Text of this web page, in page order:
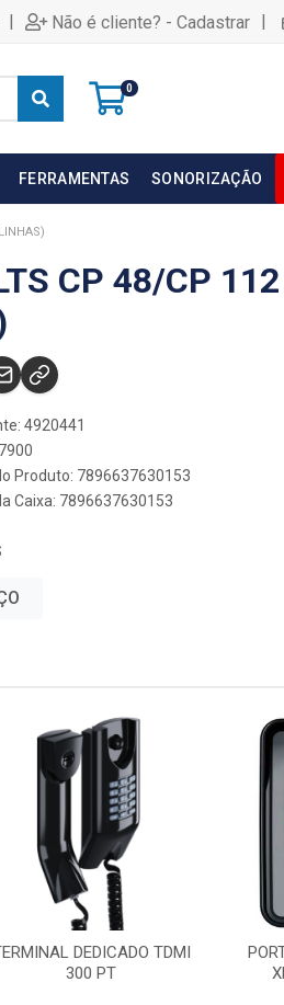
| Não é cliente? - Cadastrar |
0
FERRAMENTAS SONORIZAÇÃO
CP 48/CP
4920441
Produto: 7896637630153
Caixa: 7896637630153
DEDICADO TDMI
300 PT